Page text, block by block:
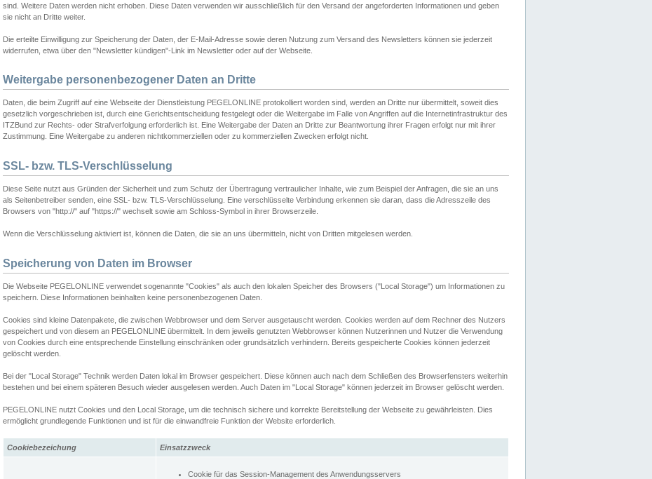
sind. Weitere Daten werden nicht erhoben. Diese Daten verwenden wir ausschließlich für den Versand der angeforderten Informationen und geben
sie nicht an Dritte weiter.
Die erteilte Einwilligung zur Speicherung der Daten, der E-Mail-Adresse sowie deren Nutzung zum Versand des Newsletters können sie jederzeit
widerrufen, etwa über den "Newsletter kündigen"-Link im Newsletter oder auf der Webseite.
Weitergabe personenbezogener Daten an Dritte
Daten, die beim Zugriff auf eine Webseite der Dienstleistung PEGELONLINE protokolliert worden sind, werden an Dritte nur übermittelt, soweit dies
gesetzlich vorgeschrieben ist, durch eine Gerichtsentscheidung festgelegt oder die Weitergabe im Falle von Angriffen auf die Internetinfrastruktur des
ITZBund zur Rechts- oder Strafverfolgung erforderlich ist. Eine Weitergabe der Daten an Dritte zur Beantwortung ihrer Fragen erfolgt nur mit ihrer
Zustimmung. Eine Weitergabe zu anderen nichtkommerziellen oder zu kommerziellen Zwecken erfolgt nicht.
SSL- bzw. TLS-Verschlüsselung
Diese Seite nutzt aus Gründen der Sicherheit und zum Schutz der Übertragung vertraulicher Inhalte, wie zum Beispiel der Anfragen, die sie an uns
als Seitenbetreiber senden, eine SSL- bzw. TLS-Verschlüsselung. Eine verschlüsselte Verbindung erkennen sie daran, dass die Adresszeile des
Browsers von "http://" auf "https://" wechselt sowie am Schloss-Symbol in ihrer Browserzeile.
Wenn die Verschlüsselung aktiviert ist, können die Daten, die sie an uns übermitteln, nicht von Dritten mitgelesen werden.
Speicherung von Daten im Browser
Die Webseite PEGELONLINE verwendet sogenannte "Cookies" als auch den lokalen Speicher des Browsers ("Local Storage") um Informationen zu
speichern. Diese Informationen beinhalten keine personenbezogenen Daten.
Cookies sind kleine Datenpakete, die zwischen Webbrowser und dem Server ausgetauscht werden. Cookies werden auf dem Rechner des Nutzers
gespeichert und von diesem an PEGELONLINE übermittelt. In dem jeweils genutzten Webbrowser können Nutzerinnen und Nutzer die Verwendung
von Cookies durch eine entsprechende Einstellung einschränken oder grundsätzlich verhindern. Bereits gespeicherte Cookies können jederzeit
gelöscht werden.
Bei der "Local Storage" Technik werden Daten lokal im Browser gespeichert. Diese können auch nach dem Schließen des Browserfensters weiterhin
bestehen und bei einem späteren Besuch wieder ausgelesen werden. Auch Daten im "Local Storage" können jederzeit im Browser gelöscht werden.
PEGELONLINE nutzt Cookies und den Local Storage, um die technisch sichere und korrekte Bereitstellung der Webseite zu gewährleisten. Dies
ermöglicht grundlegende Funktionen und ist für die einwandfreie Funktion der Website erforderlich.
Cookiebezeichung Einsatzzweck
Cookie für das Session-Management des Anwendungsservers